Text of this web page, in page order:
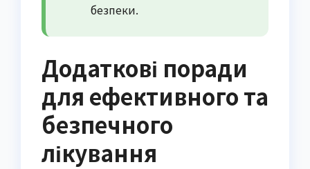
безпеки.
Додаткові поради
для ефективного та
безпечного
лікування